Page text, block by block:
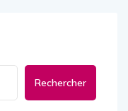
Rechercher